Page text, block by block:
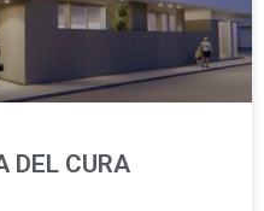
DEL CURA